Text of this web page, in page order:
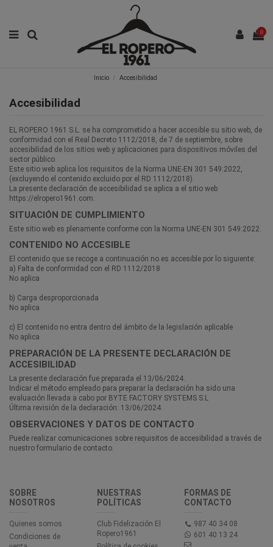
0
Inicio Accesibilidad
Accesibilidad
EL ROPERO 1961 S.L. se ha comprometido a hacer accesible su sitio web, de
conformidad con el Real Decreto 1112/2018, de 7 de septiembre, sobre
accesibilidad de los sitios web y aplicaciones para dispositivos móviles del
sector público.
Este sitio web aplica los requisitos de la Norma UNE-EN 301 549:2022,
(excluyendo el contenido excluido por el RD 1112/2018).
La presente declaración de accesibilidad se aplica a el sitio web
https://elropero1961.com.
SITUACIÓN DE CUMPLIMIENTO
Este sitio web es plenamente conforme con la Norma UNE-EN 301 549:2022.
CONTENIDO NO ACCESIBLE
El contenido que se recoge a continuación no es accesible por lo siguiente:
a) Falta de conformidad con el RD 1112/2018
No aplica
b) Carga desproporcionada
No aplica
c) El contenido no entra dentro del ámbito de la legislación aplicable
No aplica
PREPARACIÓN DE LA PRESENTE DECLARACIÓN DE
ACCESIBILIDAD
La presente declaración fue preparada el 13/06/2024.
Indicar el método empleado para preparar la declaración ha sido una
evaluación llevada a cabo por BYTE FACTORY SYSTEMS S.L
Última revisión de la declaración: 13/06/2024.
OBSERVACIONES Y DATOS DE CONTACTO
Puede realizar comunicaciones sobre requisitos de accesibilidad a través de
nuestro formulario de contacto.
SOBRE
NOSOTROS
Quienes somos
Condiciones de
NUESTRAS
POLÍTICAS
Club Fidelización El
Ropero1961
FORMAS DE
CONTACTO
987 40 34 08
601 40 13 24